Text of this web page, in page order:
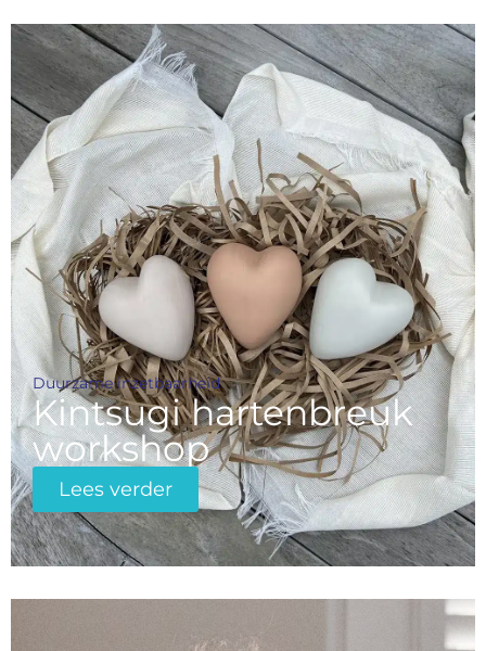
Duurzame inzetbaarheid
Kintsugi hartenbreuk
workshop
Lees verder